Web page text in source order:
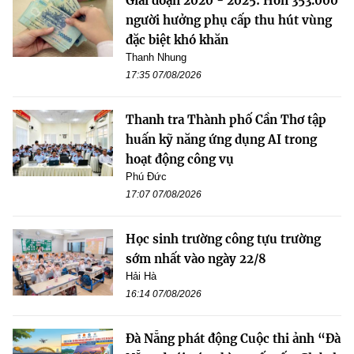
người hưởng phụ cấp thu hút vùng
đặc biệt khó khăn
Thanh Nhung
17:35 07/08/2026
Thanh tra Thành phố Cần Thơ tập
huấn kỹ năng ứng dụng AI trong
hoạt động công vụ
Phú Đức
17:07 07/08/2026
Học sinh trường công tựu trường
sớm nhất vào ngày 22/8
Hải Hà
16:14 07/08/2026
Đà Nẵng phát động Cuộc thi ảnh “Đà